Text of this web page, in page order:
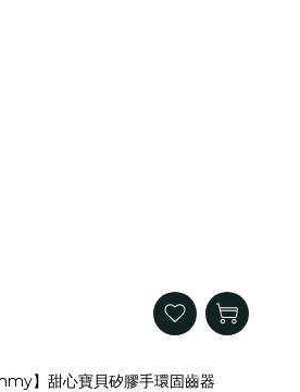
】甜心寶貝矽膠手環固齒器